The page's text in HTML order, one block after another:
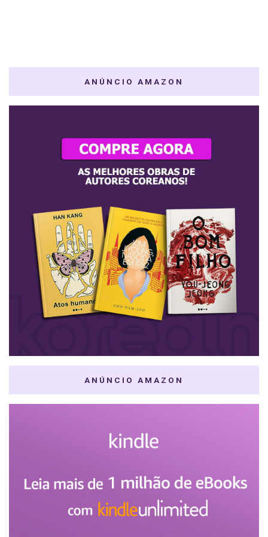
ANÚNCIO AMAZON
ANÚNCIO AMAZON